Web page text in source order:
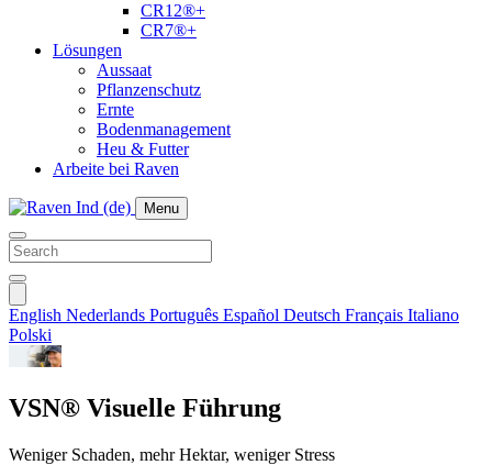
CR12®+
CR7®+
Lösungen
Aussaat
Pflanzenschutz
Ernte
Bodenmanagement
Heu & Futter
Arbeite bei Raven
Menu
English Nederlands Português Español Deutsch Français Italiano
Polski
VSN® Visuelle Führung
Weniger Schaden, mehr Hektar, weniger Stress